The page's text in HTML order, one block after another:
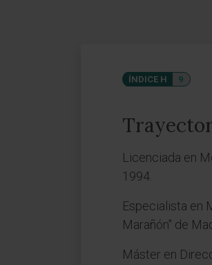
ÍNDICE H 9
Licenciada en
1994.
Especialista en
Marañón" de
Máster en